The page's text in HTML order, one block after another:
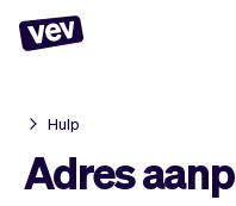
Software voor kleine
bedrijven
Hulp
Adres